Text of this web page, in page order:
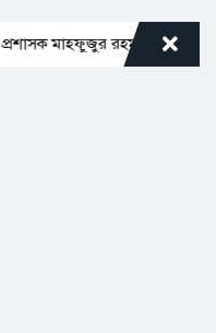
মাহফুজুর রহমান রিটন